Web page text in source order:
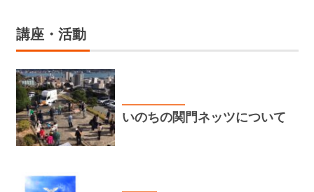
講座・活動
いのちの関門ネッツについて